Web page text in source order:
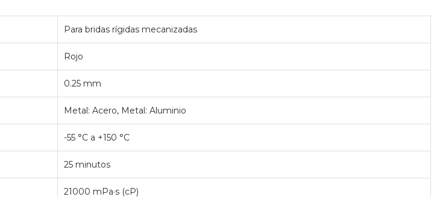
Para bridas rígidas mecanizadas
Rojo
0.25 mm
Metal: Acero, Metal: Aluminio
-55 °C a +150 °C
25 minutos
21000 mPa·s (cP)